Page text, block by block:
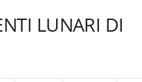
LUNARI DI